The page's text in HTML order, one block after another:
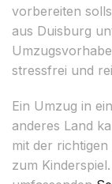
vorbereiten
aus Duisburg
stressfrei und
Ein Umzug in
anderes Land
mit der
zum